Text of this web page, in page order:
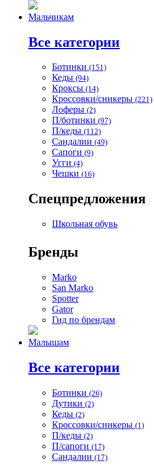
Мальчикам
Все категории
Ботинки (151)
Кеды (94)
Кроксы (14)
Кроссовки/сникеры (221)
Лоферы (2)
П/ботинки (97)
П/кеды (112)
Сандалии (49)
Сапоги (9)
Угги (4)
Чешки (16)
Спецпредложения
Школьная обувь
Бренды
Marko
San Marko
Spotter
Gator
Гид по брендам
Малышам
Все категории
Ботинки (26)
Дутики (2)
Кеды (2)
Кроссовки/сникеры (1)
П/кеды (2)
П/сапоги (17)
Сандалии (17)